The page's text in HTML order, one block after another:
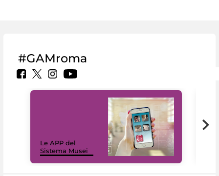
#GAMroma
Le APP del
Sistema Musei